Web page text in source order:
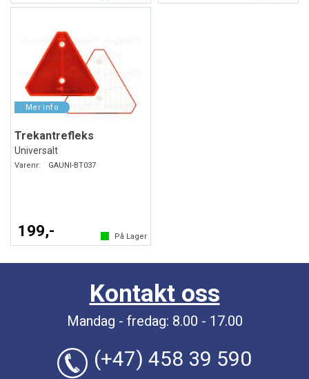
Trekantrefleks
Universalt
Varenr: GAUNI-BT037
199,- På Lager
Kontakt oss
Mandag - fredag: 8.00 - 17.00
(+47) 458 39 590